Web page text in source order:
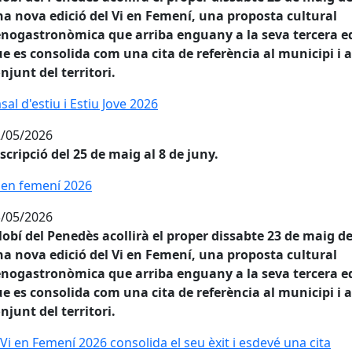
nova edició del Vi en Femení, una proposta cultural
que arriba enguany a la seva tercera
es consolida com una cita de referència al municipi i
del territori.
d'estiu i Estiu Jove 2026
d'estiu i Estiu Jove 2026
05/2026
del 25 de maig al 8 de juny.
femení 2026
femení 2026
05/2026
del Penedès acollirà el proper dissabte 23 de maig
nova edició del Vi en Femení, una proposta cultural
que arriba enguany a la seva tercera
es consolida com una cita de referència al municipi i
del territori.
en Femení 2026 consolida el seu èxit i esdevé una cita
en Femení 2026 consolida el seu èxit i esdevé una cita